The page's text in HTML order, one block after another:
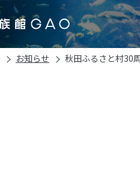
お知らせ 秋田ふるさと村30